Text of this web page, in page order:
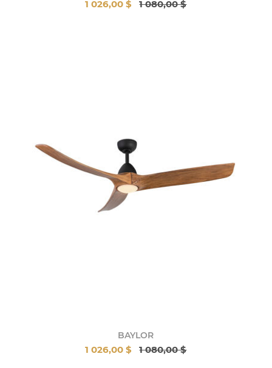
1 026,00 $ 1 080,00 $
BAYLOR
1 026,00 $ 1 080,00 $